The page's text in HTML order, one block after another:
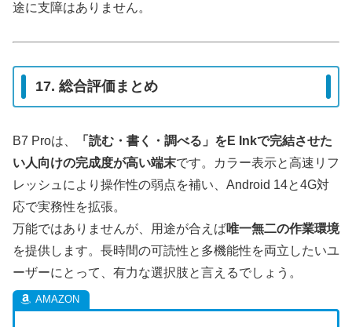
途に支障はありません。
17. 総合評価まとめ
B7 Proは、
「読む・書く・調べる」をE Inkで完結させた
い人向けの完成度が高い端末です。カラー表示と高速リフ
レッシュにより操作性の弱点を補い、Android 14と4G対
応で実務性を拡張。
万能ではありませんが、用途が合えば唯一無二の作業環境
を提供します。長時間の可読性と多機能性を両立したいユ
ーザーにとって、有力な選択肢と言えるでしょう。